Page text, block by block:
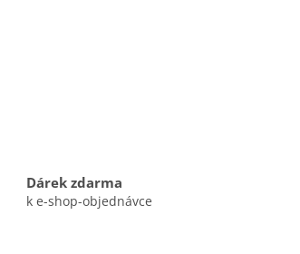
Dárek zdarma
k e-shop-objednávce